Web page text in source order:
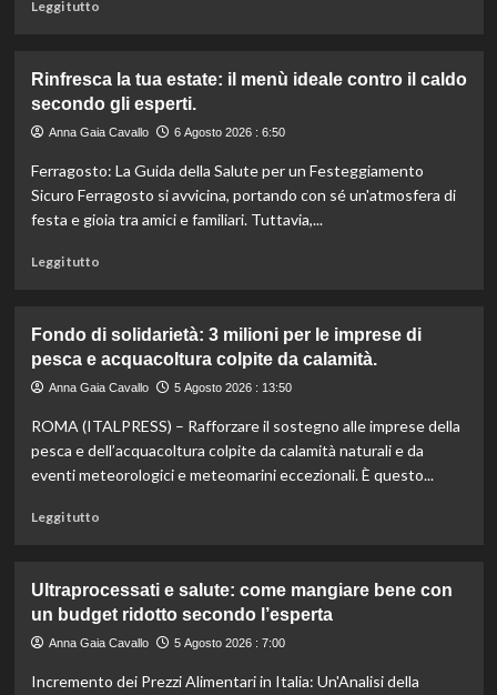
Leggi tutto
Camera
approva
ddl
finanziamenti
aumentati
di
primario.
Rinfresca la tua estate: il menù ideale contro il caldo
secondo gli esperti.
Anna Gaia Cavallo 6 Agosto 2026 : 6:50
Ferragosto: La Guida della Salute per un Festeggiamento
Sicuro Ferragosto si avvicina, portando con sé un'atmosfera di
festa e gioia tra amici e familiari. Tuttavia,...
Leggi tuttoLeggi
Rinfresca
la
tua
il
menù
ideale
esperti.
Fondo di solidarietà: 3 milioni per le imprese di
pesca e acquacoltura colpite da calamità.
Anna Gaia Cavallo 5 Agosto 2026 : 13:50
ROMA (ITALPRESS) – Rafforzare il sostegno alle imprese della
pesca e dell’acquacoltura colpite da calamità naturali e da
eventi meteorologici e meteomarini eccezionali. È questo...
Leggi tuttoLeggi
Fondo
di
solidarietà:
milioni
Ultraprocessati e salute: come mangiare bene con
un budget ridotto secondo l’esperta
Anna Gaia Cavallo 5 Agosto 2026 : 7:00
Incremento dei Prezzi Alimentari in Italia: Un'Analisi della